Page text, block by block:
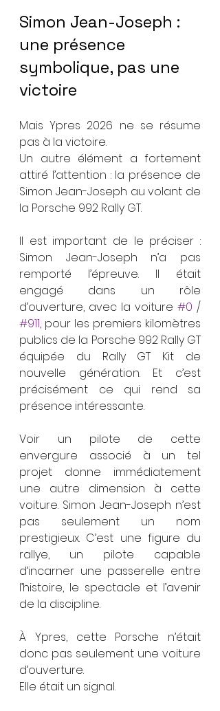
Simon Jean-Joseph :
une présence
symbolique, pas une
victoire
Mais Ypres 2026 ne se résume
pas à la victoire.
Un autre élément a fortement
attiré l’attention : la présence de
Simon Jean-Joseph au volant de
la Porsche 992 Rally GT.
Il est important de le préciser :
Simon Jean-Joseph n’a pas
remporté l’épreuve. Il était
engagé dans un rôle
d’ouverture, avec la voiture #0
#911, pour les premiers kilomètres
publics de la Porsche 992 Rally GT
équipée du Rally GT Kit de
nouvelle génération. Et c’est
précisément ce qui rend sa
présence intéressante.
Voir un pilote de cette
envergure associé à un tel
projet donne immédiatement
une autre dimension à cette
voiture. Simon Jean-Joseph n’est
pas seulement un nom
prestigieux. C’est une figure du
rallye, un pilote capable
d’incarner une passerelle entre
l’histoire, le spectacle et l’avenir
de la discipline.
À Ypres, cette Porsche n’était
donc pas seulement une voiture
d’ouverture.
Elle était un signal.